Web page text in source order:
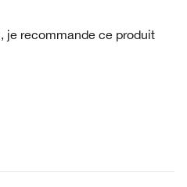
je recommande ce produit